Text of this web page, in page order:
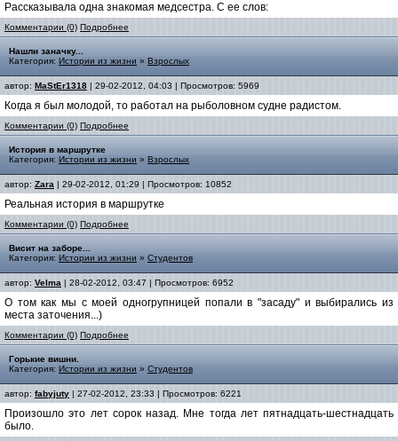
Рассказывала одна знакомая медсестра. С ее слов:
Комментарии (0) Подробнее
Нашли заначку...
Категория: Истории из жизни » Взрослых
автор: MaStEr1318 | 29-02-2012, 04:03 | Просмотров: 5969
Когда я был молодой, то работал на рыболовном судне радистом.
Комментарии (0) Подробнее
История в маршрутке
Категория: Истории из жизни » Взрослых
автор: Zara | 29-02-2012, 01:29 | Просмотров: 10852
Реальная история в маршрутке
Комментарии (0) Подробнее
Висит на заборе...
Категория: Истории из жизни » Студентов
автор: Velma | 28-02-2012, 03:47 | Просмотров: 6952
О том как мы с моей одногрупницей попали в "засаду" и выбирались из
места заточения...)
Комментарии (0) Подробнее
Горькие вишни.
Категория: Истории из жизни » Студентов
автор: fabyjuty | 27-02-2012, 23:33 | Просмотров: 6221
Произошло это лет сорок назад. Мне тогда лет пятнадцать-шестнадцать
было.